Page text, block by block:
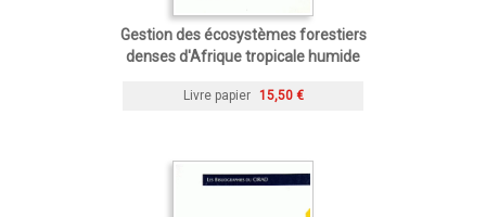
Gestion des écosystèmes forestiers
denses d'Afrique tropicale humide
Livre papier 15,50 €